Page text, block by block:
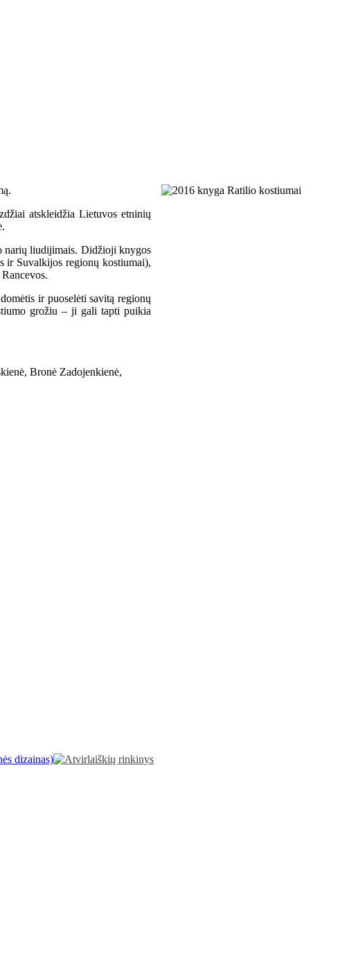
atskleidžia Lietuvos etninių
narių liudijimais. Didžioji knygos
ir Suvalkijos regionų kostiumai),
ir puoselėti savitą regionų
grožiu – ji gali tapti puikia
Bronė Zadojenkienė,